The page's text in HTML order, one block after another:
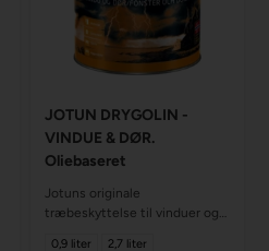
JOTUN DRYGOLIN -
VINDUE & DØR.
Oliebaseret
Jotuns originale
træbeskyttelse til vinduer og
0,9 liter 2,7 liter